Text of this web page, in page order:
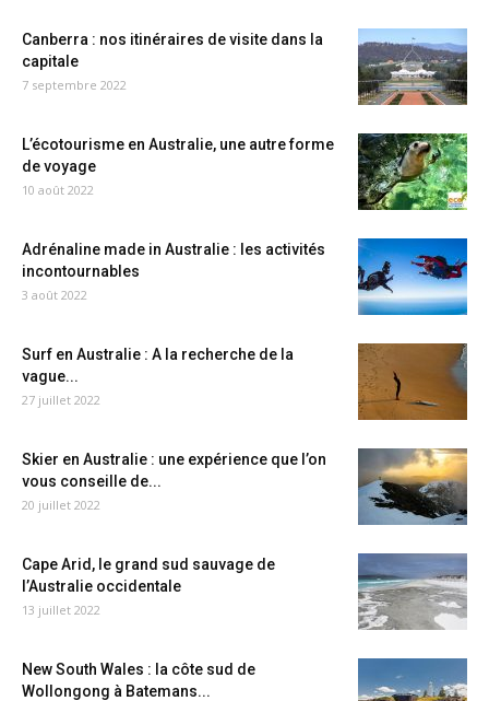
Canberra : nos itinéraires de visite dans la
capitale
7 septembre 2022
L’écotourisme en Australie, une autre forme
de voyage
10 août 2022
Adrénaline made in Australie : les activités
incontournables
3 août 2022
Surf en Australie : A la recherche de la
vague...
27 juillet 2022
Skier en Australie : une expérience que l’on
vous conseille de...
20 juillet 2022
Cape Arid, le grand sud sauvage de
l’Australie occidentale
13 juillet 2022
New South Wales : la côte sud de
Wollongong à Batemans...